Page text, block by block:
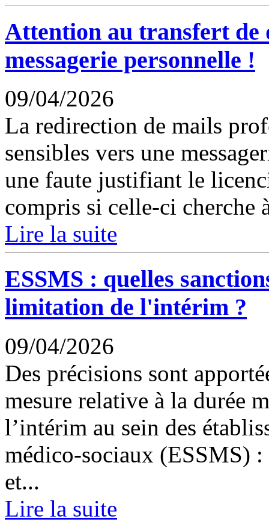
Attention au transfert de
messagerie personnelle !
09/04/2026
La redirection de mails
sensibles vers une
une faute justifiant le
compris si celle-ci cherche
Lire la suite
ESSMS : quelles
limitation de l'intérim ?
09/04/2026
Des précisions sont
mesure relative à la durée
l’intérim au sein des
médico-sociaux (ESSMS)
et...
Lire la suite